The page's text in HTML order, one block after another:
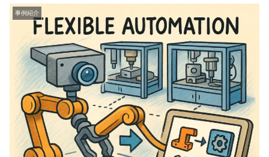
事例紹介